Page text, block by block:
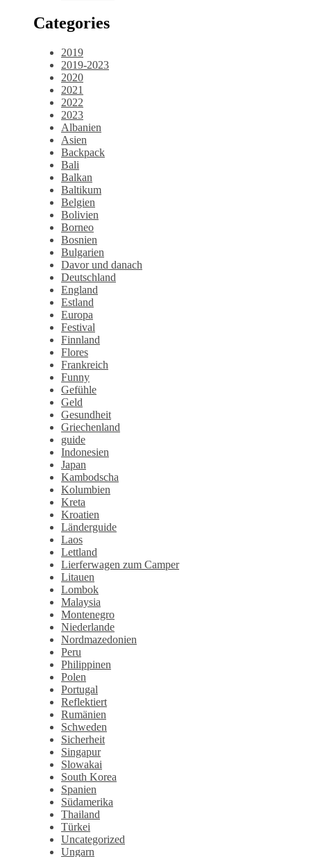
Categories
2019
2019-2023
2020
2021
2022
2023
Albanien
Asien
Backpack
Bali
Balkan
Baltikum
Belgien
Bolivien
Borneo
Bosnien
Bulgarien
Davor und danach
Deutschland
England
Estland
Europa
Festival
Finnland
Flores
Frankreich
Funny
Gefühle
Geld
Gesundheit
Griechenland
guide
Indonesien
Japan
Kambodscha
Kolumbien
Kreta
Kroatien
Länderguide
Laos
Lettland
Lierferwagen zum Camper
Litauen
Lombok
Malaysia
Montenegro
Niederlande
Nordmazedonien
Peru
Philippinen
Polen
Portugal
Reflektiert
Rumänien
Schweden
Sicherheit
Singapur
Slowakai
South Korea
Spanien
Südamerika
Thailand
Türkei
Uncategorized
Ungarn